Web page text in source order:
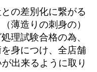
の差別化に繋がる
薄造りの刺身の）
理試験合格の為、
身につけ、全店舗
出来るように取り